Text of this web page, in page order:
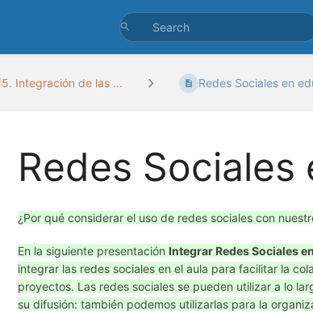
5. Integración de las ... Redes Sociales en
Redes
¿Por qué considerar el uso de redes sociales con
En la siguiente presentación Integrar Redes Sociales
integrar las redes sociales en el aula para facilitar la
proyectos. Las redes sociales se pueden utilizar a lo
su difusión: también podemos utilizarlas para la